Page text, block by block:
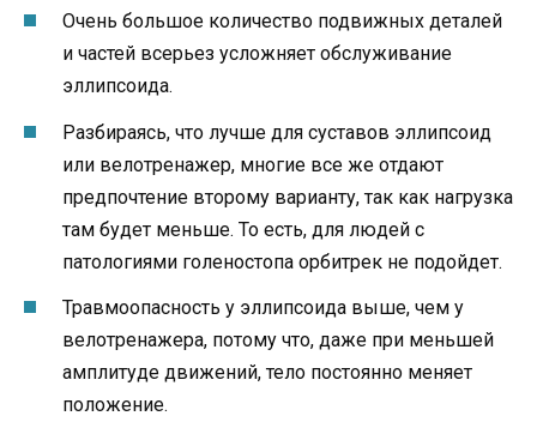
Очень большое количество подвижных деталей
и частей всерьез усложняет обслуживание
эллипсоида.
Разбираясь, что лучше для суставов эллипсоид
или велотренажер, многие все же отдают
предпочтение второму варианту, так как нагрузка
там будет меньше. То есть, для людей с
патологиями голеностопа орбитрек не подойдет.
Травмоопасность у эллипсоида выше, чем у
велотренажера, потому что, даже при меньшей
амплитуде движений, тело постоянно меняет
положение.